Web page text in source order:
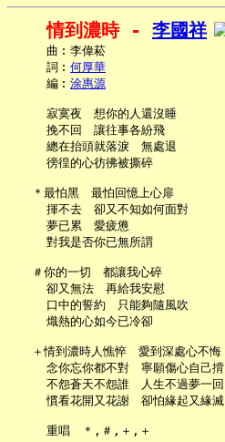
情到濃時 - 李國祥
     曲︰李偉菘
     詞︰
何厚華
     編︰
涂惠源
     寂寞夜　想你的人還沒睡
     挽不回　讓往事各紛飛
     總在抬頭就落淚　無處退
     徬徨的心彷彿被撕碎
   ＊最怕黑　最怕回憶上心扉
     揮不去　卻又不知如何面對
     夢已累　愛疲憊
     對我是否你已無所謂
   ＃你的一切　都讓我心碎
     卻又無法　再給我安慰
     口中的誓約　只能夠隨風吹
     熾熱的心如今已冷卻
   ＋情到濃時人憔悴　愛到深處心不悔
     念你忘你都不對　寧願傷心自己揹
     不怨蒼天不怨誰　人生不過夢一回
     慣看花開又花謝　卻怕緣起又緣滅